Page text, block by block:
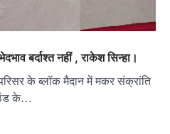
बर्दाश्त नहीं , राकेश सिन्हा।
के ब्लॉक मैदान में मकर संक्रांति
ठंड के…